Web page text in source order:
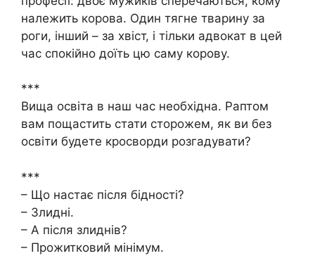
належить корова. Один тягне тварину за
роги, інший – за хвіст, і тільки адвокат в цей
час спокійно доїть цю саму корову.
***
Вища освіта в наш час необхідна. Раптом
вам пощастить стати сторожем, як ви без
освіти будете кросворди розгадувати?
***
– Що настає після бідності?
– Злидні.
– А після злиднів?
– Прожитковий мінімум.